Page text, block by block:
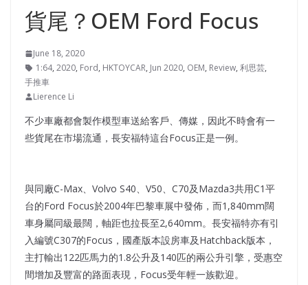
貨尾？OEM Ford Focus
June 18, 2020
1:64, 2020, Ford, HKTOYCAR, Jun 2020, OEM, Review, 利思芸,
手推車
Lierence Li
不少車廠都會製作模型車送給客戶、傳媒，因此不時會有一
些貨尾在市場流通，長安福特這台Focus正是一例。
與同廠C-Max、Volvo S40、V50、C70及Mazda3共用C1平
台的Ford Focus於2004年巴黎車展中發佈，而1,840mm闊
車身屬同級最闊，軸距也拉長至2,640mm。長安福特亦有引
入編號C307的Focus，國產版本設房車及Hatchback版本，
主打輸出122匹馬力的1.8公升及140匹的兩公升引擎，受惠空
間增加及豐富的路面表現，Focus受年輕一族歡迎。